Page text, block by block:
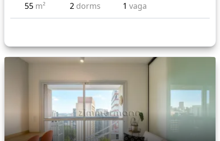
55 m² 2 dorms 1vaga